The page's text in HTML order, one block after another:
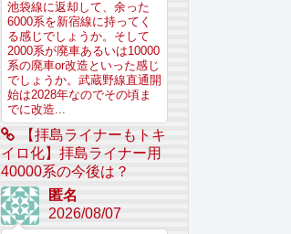
池袋線に返却して、余った
6000系を新宿線に持ってく
る感じでしょうか。そして
2000系が廃車あるいは10000
系の廃車or改造といった感じ
でしょうか。武蔵野線直通開
始は2028年なのでその頃ま
でに改造...
【拝島ライナーもトキ
イロ化】拝島ライナー用
40000系の今後は？
匿名
2026/08/07